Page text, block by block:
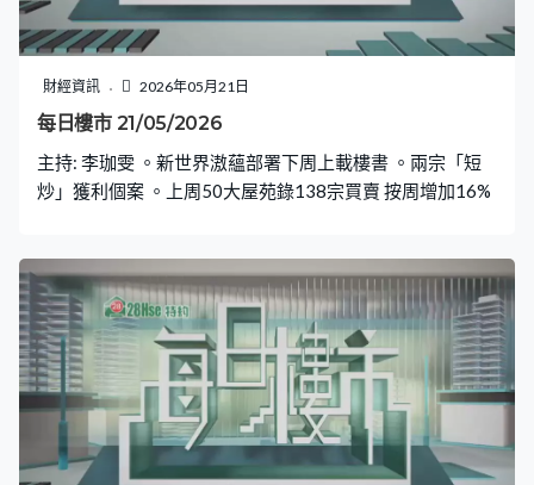
財經資訊 2026年05月21日
每日樓市 21/05/2026
主持: 李珈雯 。新世界滶蘊部署下周上載樓書 。兩宗「短
炒」獲利個案 。上周50大屋苑錄138宗買賣 按周增加16%